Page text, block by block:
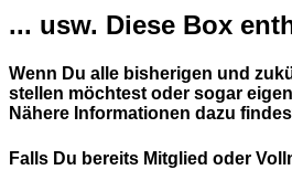
... usw. Diese Box
Wenn Du alle bisherigen und
stellen möchtest oder sogar
Nähere Informationen dazu
Falls Du bereits Mitglied oder